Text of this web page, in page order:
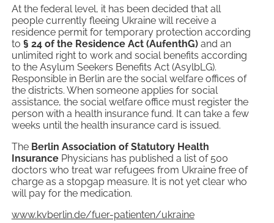
At the federal level, it has been decided that all
people currently fleeing Ukraine will receive a
residence permit for temporary protection according
to § 24 of the Residence Act (AufenthG) and an
unlimited right to work and social benefits according
to the Asylum Seekers Benefits Act (AsylbLG).
Responsible in Berlin are the social welfare offices of
the districts. When someone applies for social
assistance, the social welfare office must register the
person with a health insurance fund. It can take a few
weeks until the health insurance card is issued.
The Berlin Association of Statutory Health
InsurancePhysicians has published a list of 500
doctors who treat war refugees from Ukraine free of
charge as a stopgap measure. It is not yet clear who
will pay for the medication.
www.kvberlin.de/fuer-patienten/ukraine